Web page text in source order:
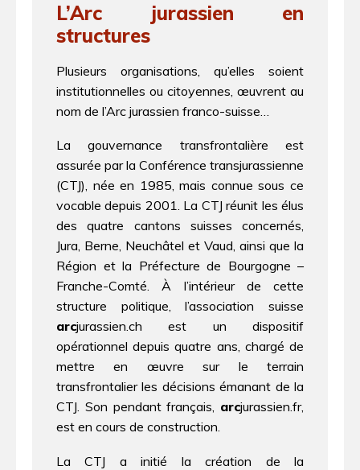
L’Arc jurassien en
structures
Plusieurs organisations, qu’elles soient
institutionnelles ou citoyennes, œuvrent au
nom de l’Arc jurassien franco-suisse…
La gouvernance transfrontalière est
assurée par la Conférence transjurassienne
(CTJ), née en 1985, mais connue sous ce
vocable depuis 2001. La CTJ réunit les élus
des quatre cantons suisses concernés,
Jura, Berne, Neuchâtel et Vaud, ainsi que la
Région et la Préfecture de Bourgogne –
Franche-Comté. À l’intérieur de cette
structure politique, l’association suisse
arcjurassien.ch est un dispositif
opérationnel depuis quatre ans, chargé de
mettre en œuvre sur le terrain
transfrontalier les décisions émanant de la
CTJ. Son pendant français, arcjurassien.fr,
est en cours de construction.
La CTJ a initié la création de la